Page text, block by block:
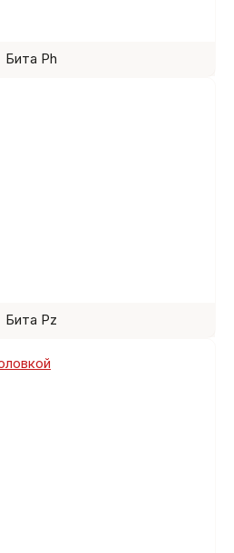
Бита Ph
Бита Pz